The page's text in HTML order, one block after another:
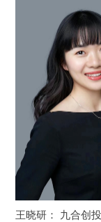
王晓研： 九合创